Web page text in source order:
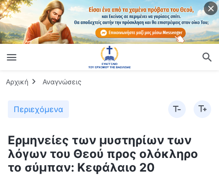
Αρχική Αναγνώσεις
Περιεχόμενα
Ερμηνείες των μυστηρίων των
λόγων του Θεού προς ολόκληρο
το σύμπαν: Κεφάλαιο 20